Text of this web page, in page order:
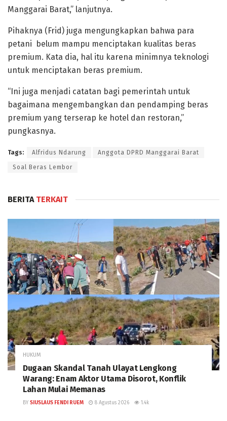
Manggarai Barat,” lanjutnya.
Pihaknya (Frid) juga mengungkapkan bahwa para
petani belum mampu menciptakan kualitas beras
premium. Kata dia, hal itu karena minimnya teknologi
untuk menciptakan beras premium.
“Ini juga menjadi catatan bagi pemerintah untuk
bagaimana mengembangkan dan pendamping beras
premium yang terserap ke hotel dan restoran,”
pungkasnya.
Tags: Alfridus Ndarung Anggota DPRD Manggarai Barat
Soal Beras Lembor
BERITATERKAIT
HUKUM
Dugaan Skandal Tanah Ulayat Lengkong
Warang: Enam Aktor Utama Disorot, Konflik
Lahan Mulai Memanas
BY SIUSLAUS FENDI RUEM 8 Agustus 2026 1.4k